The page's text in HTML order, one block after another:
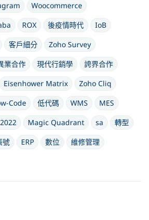
Woocommerce
ROX 後疫情時代
IoB
客戶細分
Zoho Survey
業合作 現代行銷學
誇界合作
Eisenhower Matrix
Zoho Cliq
Code 低代碼 WMS
MES
Magic Quadrant sa
轉型
號 ERP 數位 維修管理